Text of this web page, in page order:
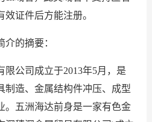
证件后方能注册。
的摘要：
公司成立于2013年5月，是
制造、金属结构件冲压、成型
。五洲海达前身是一家有色金